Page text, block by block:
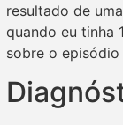
resultado de
quando eu tinha
sobre o